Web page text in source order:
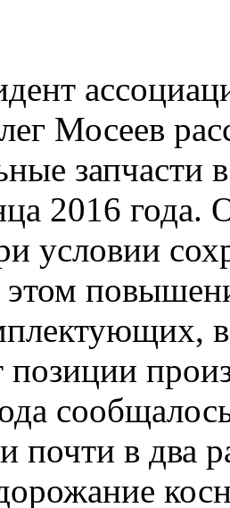
Мосеев
запчасти
2016 года.
условии
позиции
почти в два